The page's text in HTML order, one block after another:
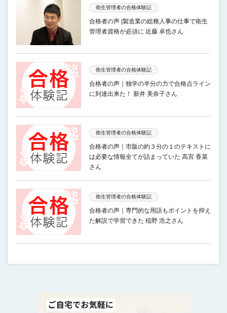
衛生管理者の合格体験記
合格者の声 |製造業の総務人事の仕事で衛生
管理者資格が必須に 近藤 卓也さん
衛生管理者の合格体験記
合格者の声｜独学の半分の力で合格点ライン
に到達出来た！ 新井 美奈子さん
衛生管理者の合格体験記
合格者の声｜市販の約３分の１のテキストに
は必要な情報全てが詰まっていた 高宮 香菜
さん
衛生管理者の合格体験記
合格者の声｜専門的な用語もポイントを抑え
た解説で学習できた 稲野 浩之さん